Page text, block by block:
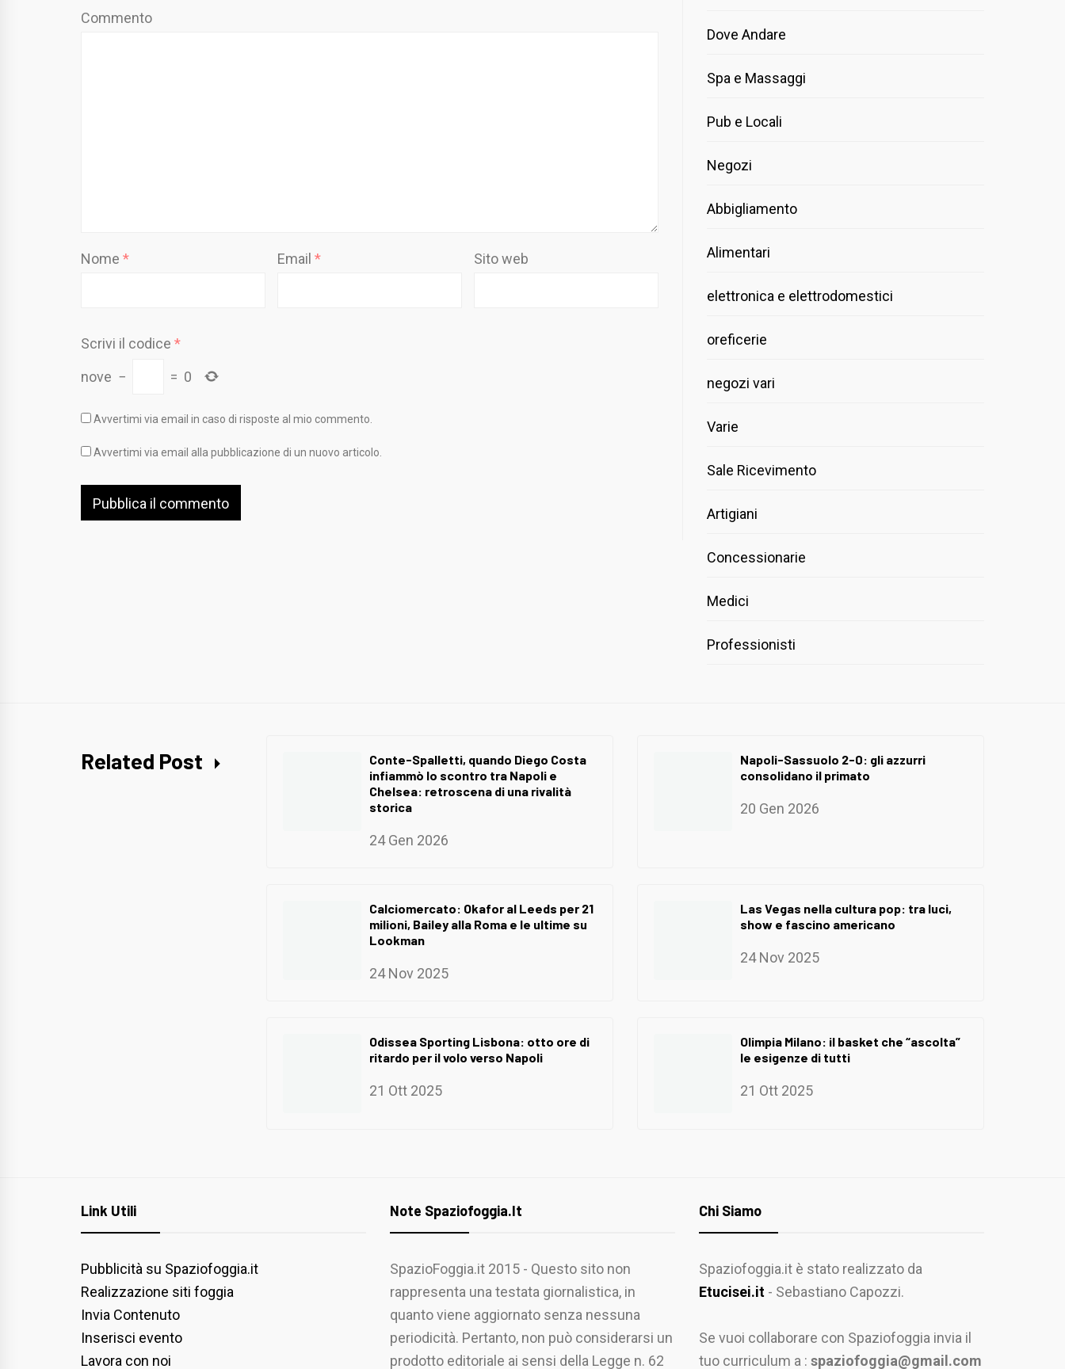
Commento
Nome * Email * Sito web
Scrivi il codice *
nove − = 0
Avvertimi via email in caso di risposte al mio commento.
Avvertimi via email alla pubblicazione di un nuovo articolo.
Dove Andare
Spa e Massaggi
Pub e Locali
Negozi
Abbigliamento
Alimentari
elettronica e elettrodomestici
oreficerie
negozi vari
Varie
Sale Ricevimento
Artigiani
Concessionarie
Medici
Professionisti
Related Post
Conte-Spalletti, quando Diego Costa
infiammò lo scontro tra Napoli e
Chelsea: retroscena di una rivalità
storica
24 Gen 2026
Napoli-Sassuolo 2-0: gli azzurri
consolidano il primato
20 Gen 2026
Calciomercato: Okafor al Leeds per 21
milioni, Bailey alla Roma e le ultime su
Lookman
24 Nov 2025
Las Vegas nella cultura pop: tra luci,
show e fascino americano
24 Nov 2025
Odissea Sporting Lisbona: otto ore di
ritardo per il volo verso Napoli
21 Ott 2025
Olimpia Milano: il basket che “ascolta”
le esigenze di tutti
21 Ott 2025
Link Utili
Pubblicità su Spaziofoggia.it
Realizzazione siti foggia
Invia Contenuto
Inserisci evento
Lavora con noi
Note Spaziofoggia.it
SpazioFoggia.it 2015 - Questo sito non
rappresenta una testata giornalistica, in
quanto viene aggiornato senza nessuna
periodicità. Pertanto, non può considerarsi un
prodotto editoriale ai sensi della Legge n. 62
Chi Siamo
Spaziofoggia.it è stato realizzato da
Etucisei.it - Sebastiano Capozzi.
Se vuoi collaborare con Spaziofoggia invia il
tuo curriculum a : spaziofoggia@gmail.com